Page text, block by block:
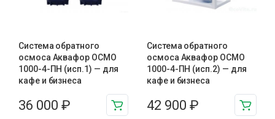
Система обратного
осмоса Аквафор ОСМО
1000-4-ПН (исп.1) — для
кафе и бизнеса
36 000 ₽
Система обратного
осмоса Аквафор ОСМО
1000-4-ПН (исп.2) — для
кафе и бизнеса
42 900 ₽